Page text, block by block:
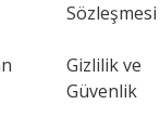
Sözleşmesi
Gizlilik ve
Güvenlik